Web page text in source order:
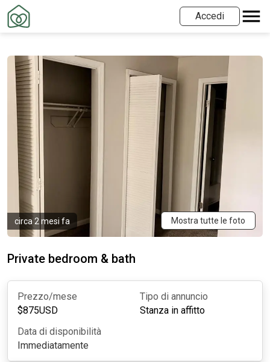
Accedi
circa 2 mesi fa Mostra tutte le foto
Private bedroom & bath
Prezzo/mese
$875USD
Tipo di annuncio
Stanza in affitto
Data di disponibilità
Immediatamente